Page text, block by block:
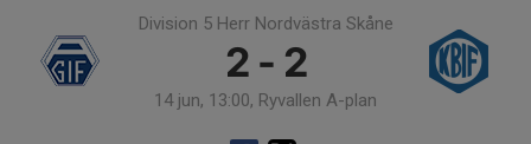
Division 5 Herr Nordvästra Skåne
2 - 2
14 jun, 13:00, Ryvallen A-plan